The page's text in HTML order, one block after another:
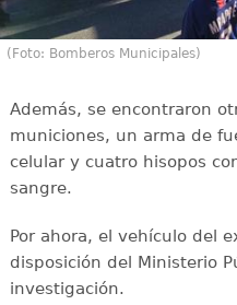
(Foto: Bomberos Municipales)
Además, se encontraron
municiones, un arma de
celular y cuatro hisopos
sangre.
Por ahora, el vehículo del
disposición del Ministerio
investigación.